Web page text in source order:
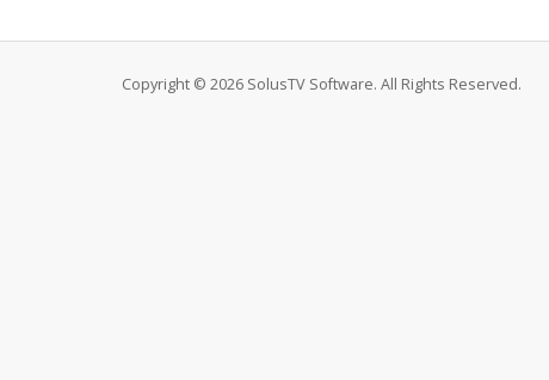
Copyright © 2026 SolusTV Software. All Rights Reserved.